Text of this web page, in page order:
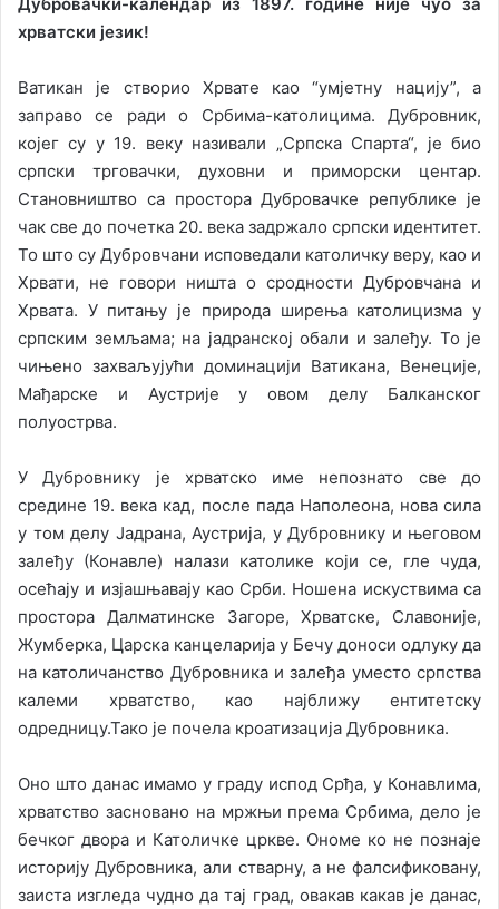
хрватски језик!
Ватикан је створио Хрвате као “умјетну нацију”, а
заправо се ради о Србима-католицима. Дубровник,
којег су у 19. веку називали „Српска Спарта“, је био
српски трговачки, духовни и приморски центар.
Становништво са простора Дубровачке републике је
чак све до почетка 20. века задржало српски идентитет.
То што су Дубровчани исповедали католичку веру, као и
Хрвати, не говори ништа о сродности Дубровчана и
Хрвата. У питању је природа ширења католицизма у
српским земљама; на јадранској обали и залеђу. То је
чињено захваљујући доминацији Ватикана, Венеције,
Мађарске и Аустрије у овом делу Балканског
полуострва.
У Дубровнику је хрватско име непознато све до
средине 19. века кад, после пада Наполеона, нова сила
у том делу Јадрана, Аустрија, у Дубровнику и његовом
залеђу (Конавле) налази католике који се, гле чуда,
осећају и изјашњавају као Срби. Ношена искуствима са
простора Далматинске Загоре, Хрватске, Славоније,
Жумберка, Царска канцеларија у Бечу доноси одлуку да
на католичанство Дубровника и залеђа уместо српства
калеми хрватство, као најближу ентитетску
одредницу.Тако је почела кроатизација Дубровника.
Оно што данас имамо у граду испод Срђа, у Конавлима,
хрватство засновано на мржњи према Србима, дело је
бечког двора и Католичке цркве. Ономе ко не познаје
историју Дубровника, али стварну, а не фалсификовану,
заиста изгледа чудно да тај град, овакав какав је данас,